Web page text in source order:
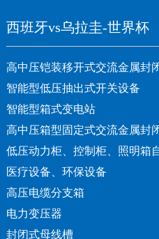
西班牙vs乌拉圭-世界杯
高中压铠装移开式交流金属封
智能型低压抽出式开关设备
智能型箱式变电站
高中压箱型固定式交流金属封
低压动力柜、控制柜、照明箱
医疗设备、环保设备
高压电缆分支箱
电力变压器
封闭式母线槽